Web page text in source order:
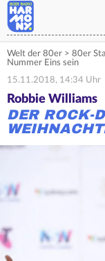
Welt der 80er > 80er
Nummer Eins sein
15.11.2018, 14:34 Uhr
Robbie Williams
DER ROCK-